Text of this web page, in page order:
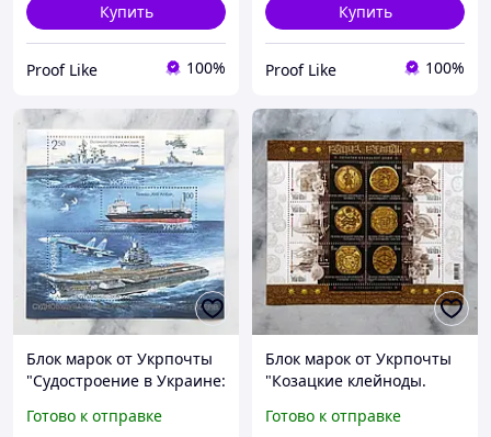
Купить
Proof Like 100%
Купить
Proof Like 100%
Блок марок от Укрпочты
"Судостроение в Украине:
марки), 2004
Готово к отправке
Блок марок от Укрпочты
"Козацкие клейноды.
времени" (6 марок), 2017
Готово к отправке